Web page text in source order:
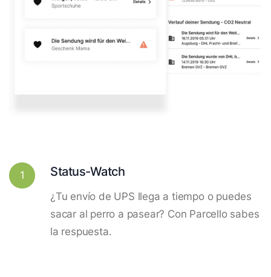
1 Status-Watch
¿Tu envío de UPS llega a tiempo o puedes
sacar al perro a pasear? Con Parcello sabes
la respuesta.